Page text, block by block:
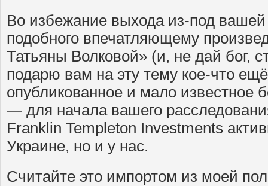
Во избежание выхода из-под вашей
подобного впечатляющему
Татьяны Волковой» (и, не дай бог,
подарю вам на эту тему кое-что
опубликованное и мало известное
— для начала вашего
Franklin Templeton Investments
Украине, но и у нас.
Считайте это импортом из моей